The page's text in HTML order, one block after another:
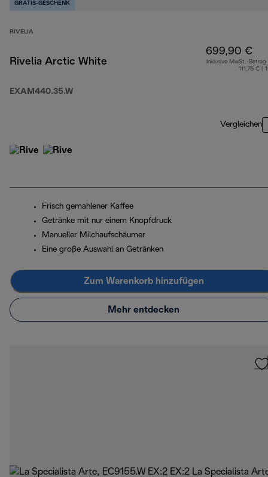
GRATIS-GESCHENK
RIVELIA
Rivelia Arctic White
EXAM440.35.W
699,90 €
Inklusive MwSt.-Betrag
111,75 € (
Vergleichen
Frisch gemahlener Kaffee
Getränke mit nur einem Knopfdruck
Manueller Milchaufschäumer
Eine große Auswahl an Getränken
Zum Warenkorb hinzufügen
Mehr entdecken